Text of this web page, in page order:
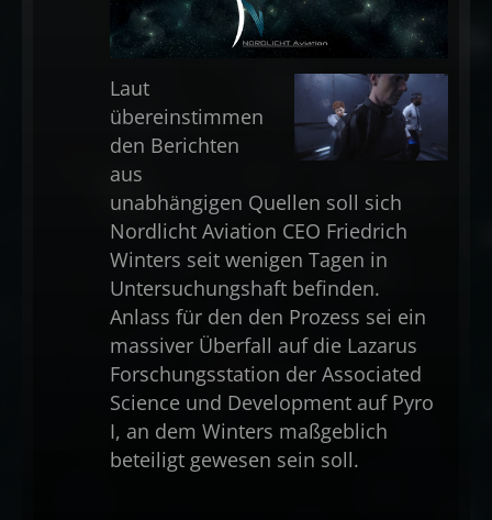
Laut
übereinstimmen
den Berichten
aus
unabhängigen Quellen soll sich
Nordlicht Aviation CEO Friedrich
Winters seit wenigen Tagen in
Untersuchungshaft befinden.
Anlass für den den Prozess sei ein
massiver Überfall auf die Lazarus
Forschungsstation der Associated
Science und Development auf Pyro
I, an dem Winters maßgeblich
beteiligt gewesen sein soll.